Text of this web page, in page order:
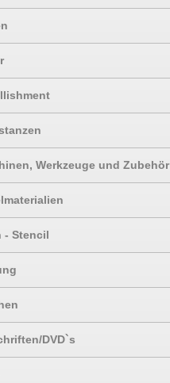
Werkzeuge und Zubehör
- Stencil
DVD`s